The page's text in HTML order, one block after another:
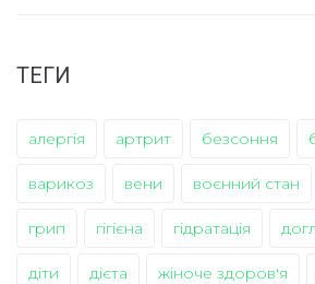
ТЕГИ
алергія артрит безсоння
варикоз вени воєнний стан
грип гігієна гідратація
діти дієта жіноче здоров'я